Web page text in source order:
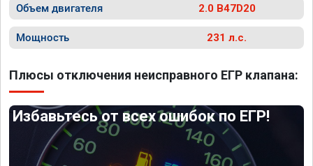
Объем двигателя 2.0 B47D20
Мощность 231 л.с.
Плюсы отключения неисправного ЕГР клапана:
Избавьтесь от всех ошибок по ЕГР!